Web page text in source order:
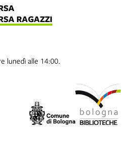
RAGAZZI
lunedì alle 14:00.